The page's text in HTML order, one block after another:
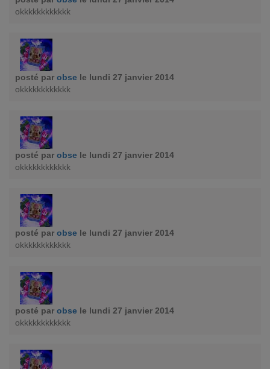
okkkkkkkkkkkk
posté par obse le lundi 27 janvier 2014
okkkkkkkkkkkk
posté par obse le lundi 27 janvier 2014
okkkkkkkkkkkk
posté par obse le lundi 27 janvier 2014
okkkkkkkkkkkk
posté par obse le lundi 27 janvier 2014
okkkkkkkkkkkk